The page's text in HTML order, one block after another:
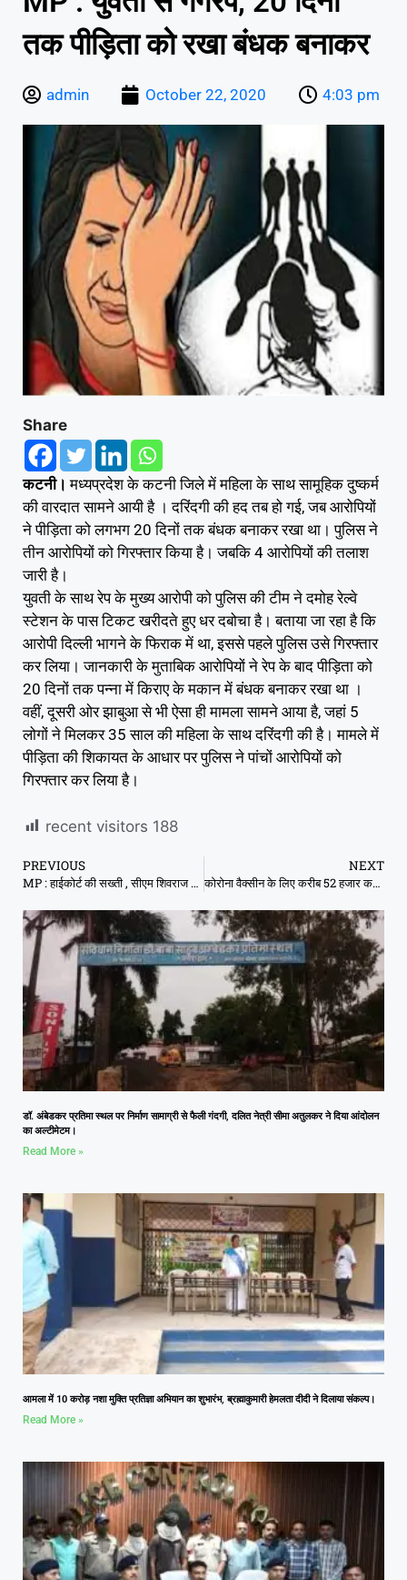
तक पीड़िता को रखा बंधक बनाकर
admin October 22, 2020 4:03 pm
Share
कटनी। मध्यप्रदेश के कटनी जिले में महिला के साथ सामूहि​क दुष्कर्म
की वारदात सामने आयी है । दरिंदगी की हद तब हो गई, जब आरोपियों
ने पीड़िता को लगभग 20 दिनों तक बंधक बनाकर रखा था। पुलिस ने
तीन आरोपियों को गिरफ्तार किया है। जबकि 4 आरोपियों की तलाश
जारी है।
युवती के साथ रेप के मुख्य आरोपी को पुलिस की टीम ने दमोह रेल्वे
स्टेशन के पास टिकट खरीदते हुए धर दबोचा है। बताया जा रहा है कि
आरोपी दिल्ली भागने के फिराक में था, इससे पहले पुलिस उसे गिरफ्तार
कर लिया। जानकारी के मुताबिक आरोपियों ने रेप के बाद पीड़िता को
20 दिनों तक पन्ना में किराए के मकान में बंधक बनाकर रखा था ।
वहीं, दूसरी ओर झाबुआ से भी ऐसा ही मामला सामने आया है, जहां 5
लोगों ने मिलकर 35 साल की महिला के साथ दरिंदगी की है। मामले में
पीड़िता की शिकायत के आधार पर पुलिस ने पांचों आरोपियों को
गिरफ्तार कर लिया है।
recent visitors 188
PREVIOUS
MP : हाईकोर्ट की सख्ती , सीएम शिवराज की अशोकनगर और भांडेर में होने वाली चुनावी सभाओं पर रोक
NEXT
कोरोना वैक्सीन के लिए करीब 52 हजार करोड़ का फंड, हर डोज पर 500 से 600 रु. खर्च होंगे
डॉ. अंबेडकर प्रतिमा स्थल पर निर्माण सामाग्री से फैली गंदगी, दलित नेत्री सीमा अतुलकर ने दिया आंदोलन
का अल्टीमेटम।
Read More »
आमला में 10 करोड़ नशा मुक्ति प्रतिज्ञा अभियान का शुभारंभ, ब्रह्माकुमारी हेमलता दीदी ने दिलाया संकल्प।
Read More »